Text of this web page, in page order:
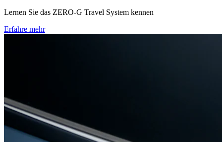
Lernen Sie das ZERO-G Travel System kennen
Erfahre mehr